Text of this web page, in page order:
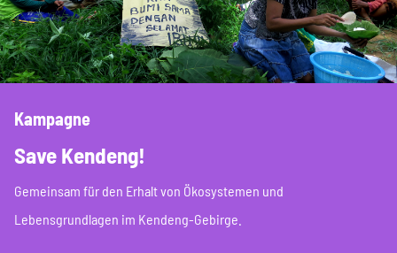
Kampagne
Save Kendeng!
Gemeinsam für den Erhalt von Ökosystemen und
Lebensgrundlagen im Kendeng-Gebirge.